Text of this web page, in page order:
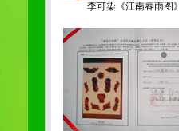
李可染《江南春雨图》